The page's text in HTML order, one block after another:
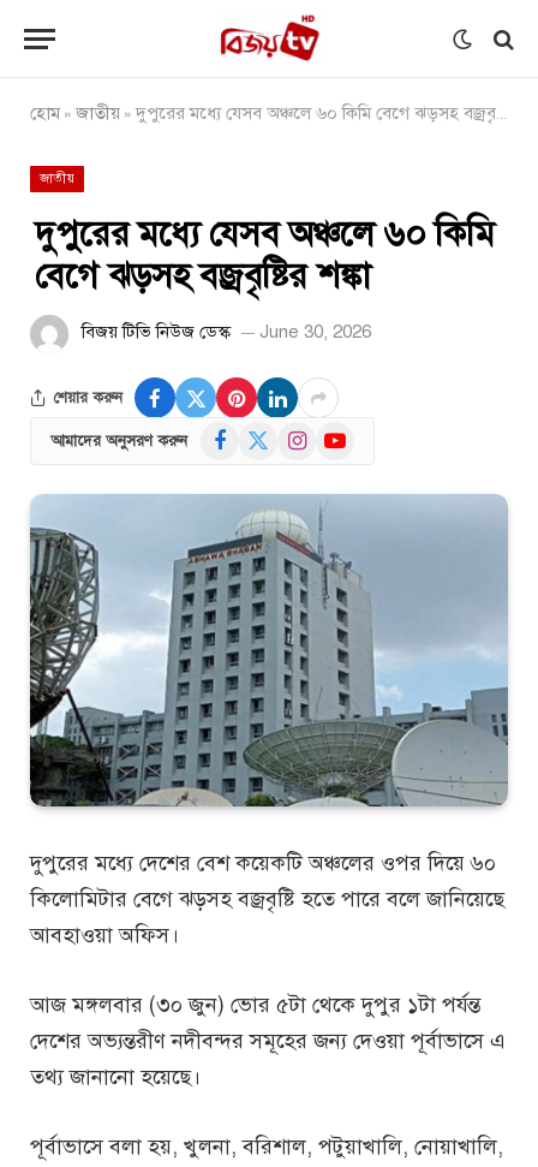
হোম»জাতীয় »দুপুরের মধ্যে যেসব অঞ্চলে ৬০ কিমি বেগে ঝড়সহ বজ্রবৃষ্টির শঙ্কা
জাতীয়
দুপুরের মধ্যে যেসব অঞ্চলে ৬০ কিমি
বেগে ঝড়সহ বজ্রবৃষ্টির শঙ্কা
বিজয় টিভি নিউজ ডেস্ক June 30, 2026
শেয়ার করুন
আমাদের অনুসরণ করুন Facebook InstagramYouTube
দুপুরের মধ্যে দেশের বেশ কয়েকটি অঞ্চলের ওপর দিয়ে ৬০
কিলোমিটার বেগে ঝড়সহ বজ্রবৃষ্টি হতে পারে বলে জানিয়েছে
আবহাওয়া অফিস।
আজ মঙ্গলবার (৩০ জুন) ভোর ৫টা থেকে দুপুর ১টা পর্যন্ত
দেশের অভ্যন্তরীণ নদীবন্দর সমূহের জন্য দেওয়া পূর্বাভাসে এ
তথ্য জানানো হয়েছে।
পূর্বাভাসে বলা হয়, খুলনা, বরিশাল, পটুয়াখালি, নোয়াখালি,